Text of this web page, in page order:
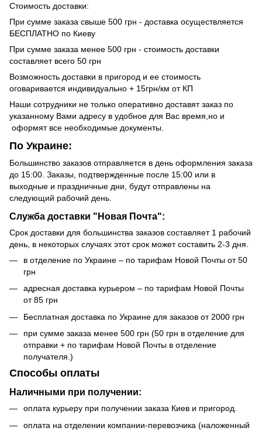
Стоимость доставки:
При сумме заказа свыше 500 грн - доставка осуществляется
БЕСПЛАТНО по Киеву
При сумме заказа менее 500 грн - стоимость доставки
составляет всего 50 грн
Возможность доставки в пригород и ее стоимость
оговаривается индивидуально + 15грн/км от КП
Наши сотрудники не только оперативно доставят заказ по
указанному Вами адресу в удобное для Вас время,но и
оформят все необходимые документы.
По Украине:
Большинство заказов отправляется в день оформления заказа
до 15:00. Заказы, подтвержденные после 15:00 или в
выходные и праздничные дни, будут отправлены на
следующий рабочий день.
Служба доставки "Новая Почта":
Срок доставки для большинства заказов составляет 1 рабочий
день, в некоторых случаях этот срок может составить 2-3 дня.
в отделение по Украине – по тарифам Новой Почты от 50
грн
адресная доставка курьером – по тарифам Новой Почты
от 85 грн
Бесплатная доставка по Украине для заказов от 2000 грн
при сумме заказа менее 500 грн (50 грн в отделение для
отправки + по тарифам Новой Почты в отделение
получателя.)
Способы оплаты
Наличными при получении:
оплата курьеру при получении заказа Киев и пригород.
оплата на отделении компании-перевозчика (наложенный